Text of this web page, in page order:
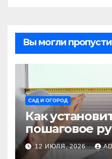
Вы могли
САД И ОГОРОД
Как
пошаговое
для
12 ИЮЛЯ, 2026